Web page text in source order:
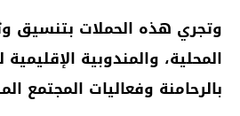
وتجري هذه الحملات بتنسيق
المحلية، والمندوبية
بالرحامنة وفعاليات المجتمع